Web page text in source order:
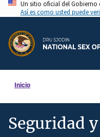
Pasar
al
contenido
principal
Un sitio oficial del Gobierno
Así es como usted puede
Inicio
Seguridad